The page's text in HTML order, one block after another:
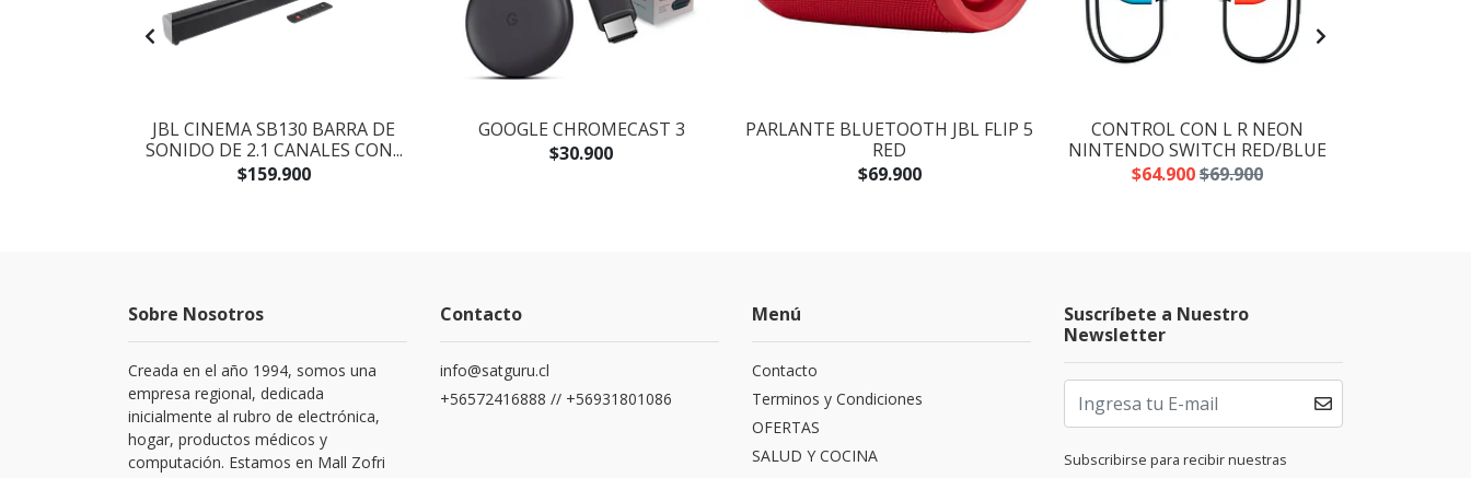
JBL CINEMA SB130 BARRA DE
SONIDO DE 2.1 CANALES CON...
$159.900
GOOGLE CHROMECAST 3
$30.900
PARLANTE BLUETOOTH JBL FLIP 5
RED
$69.900
CONTROL CON L R NEON
NINTENDO SWITCH RED/BLUE
$64.900$69.900
Sobre Nosotros
Creada en el año 1994, somos una
empresa regional, dedicada
inicialmente al rubro de electrónica,
hogar, productos médicos y
computación. Estamos en Mall Zofri
Contacto
info@satguru.cl
+56572416888 // +56931801086
Menú
Contacto
Terminos y Condiciones
OFERTAS
SALUD Y COCINA
Suscríbete a Nuestro
Newsletter
Subscribirse para recibir nuestras